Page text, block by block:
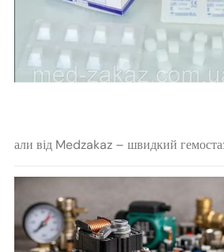
али від Medzakaz – швидкий